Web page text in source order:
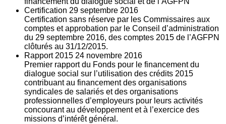
Certification 29 septembre 2016
Certification sans réserve par les Commissaires aux
comptes et approbation par le Conseil d’administration
du 29 septembre 2016, des comptes 2015 de l’AGFPN
clôturés au 31/12/2015.
Rapport 2015 24 novembre 2016
Premier rapport du Fonds pour le financement du
dialogue social sur l’utilisation des crédits 2015
contribuant au financement des organisations
syndicales de salariés et des organisations
professionnelles d’employeurs pour leurs activités
concourant au développement et à l’exercice des
missions d’intérêt général.